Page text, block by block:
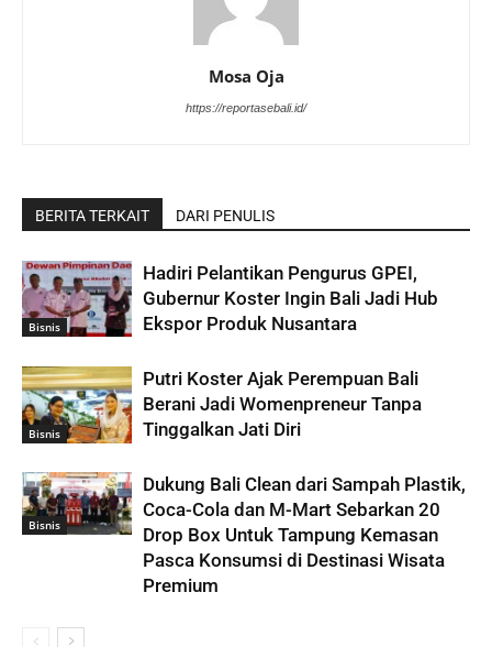
Mosa Oja
https://reportasebali.id/
BERITA TERKAIT DARI PENULIS
Bisnis
Hadiri Pelantikan Pengurus GPEI,
Gubernur Koster Ingin Bali Jadi Hub
Ekspor Produk Nusantara
Bisnis
Putri Koster Ajak Perempuan Bali
Berani Jadi Womenpreneur Tanpa
Tinggalkan Jati Diri
Bisnis
Dukung Bali Clean dari Sampah Plastik,
Coca-Cola dan M-Mart Sebarkan 20
Drop Box Untuk Tampung Kemasan
Pasca Konsumsi di Destinasi Wisata
Premium